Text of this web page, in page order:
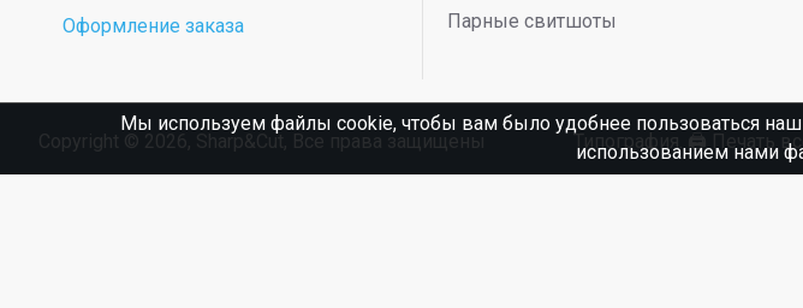
Оформление заказа
Парные свитшоты
Copyright © 2026, Sharp&Cut, Все права защищены Типография. 🖨️ Печать
Мы используем файлы cookie, чтобы вам было удобнее пользоваться
использованием нами